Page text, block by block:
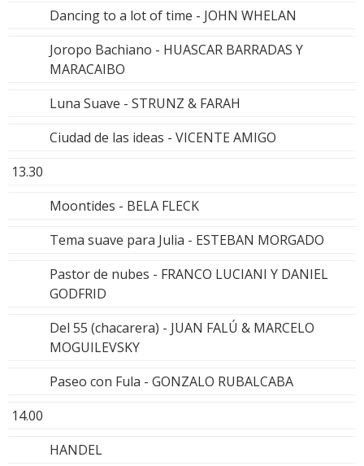
Dancing to a lot of time - JOHN WHELAN
Joropo Bachiano - HUASCAR BARRADAS Y
MARACAIBO
Luna Suave - STRUNZ & FARAH
Ciudad de las ideas - VICENTE AMIGO
13.30
Moontides - BELA FLECK
Tema suave para Julia - ESTEBAN MORGADO
Pastor de nubes - FRANCO LUCIANI Y DANIEL
GODFRID
Del 55 (chacarera) - JUAN FALÚ & MARCELO
MOGUILEVSKY
Paseo con Fula - GONZALO RUBALCABA
14.00
HANDEL